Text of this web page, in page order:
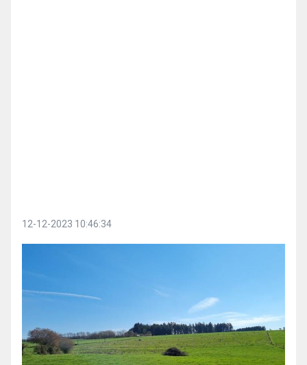
12-12-2023 10:46:34